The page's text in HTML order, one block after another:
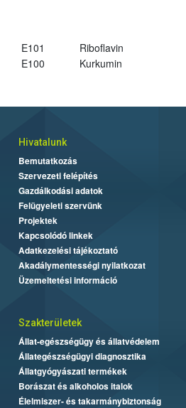
E101
Riboflavin
E100
Kurkumin
Hivatalunk
Bemutatkozás
Szervezeti felépítés
Gazdálkodási adatok
Felügyeleti szervünk
Projektek
Kapcsolódó linkek
Adatkezelési tájékoztató
Akadálymentességi nyilatkozat
Üzemeltetési információ
Szakterületek
Állat-egészségügy és állatvédelem
Állategészségügyi diagnosztika
Állatgyógyászati termékek
Borászat és alkoholos italok
Élelmiszer- és takarmánybiztonság